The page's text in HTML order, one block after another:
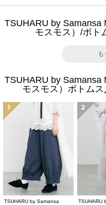
TSUHARU by Samansa
モスモス）/ボト
も
TSUHARU by Samansa
モスモス）ボトム
1
TSUHARU by Samansa
2
TSUHARU